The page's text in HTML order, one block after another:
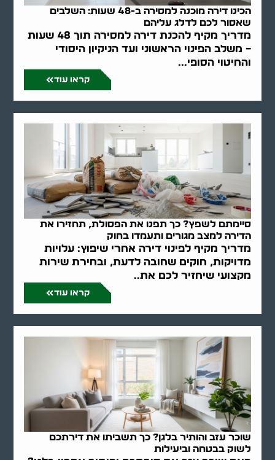
הכינו דירה מוכנה למסירה ב-48 שעות: השלבים
שאסור לכם לדלג עליהם
מדריך מקיף להכנת דירה למסירה תוך 48 שעות
– משלב הפינוי הראשוני ועד הניקיון היסודי
והחיטוי הסופי...
קראו עוד
סיימתם לשפץ? כך תפנו את הפסולת, תחזירו את
הדירה למצב מגורים ותעמדו בחוק
מדריך מקיף לפינוי דירה אחרי שיפוץ: עלויות
מדויקות, חוקים שחובה לדעת, ובחירת שירות
מקצועי שיחזיר לכם את..
קראו עוד
שוכר עזב והותיר בלגן? כך תשביתו את דירתכם
לשוק בבטחה וביעילות